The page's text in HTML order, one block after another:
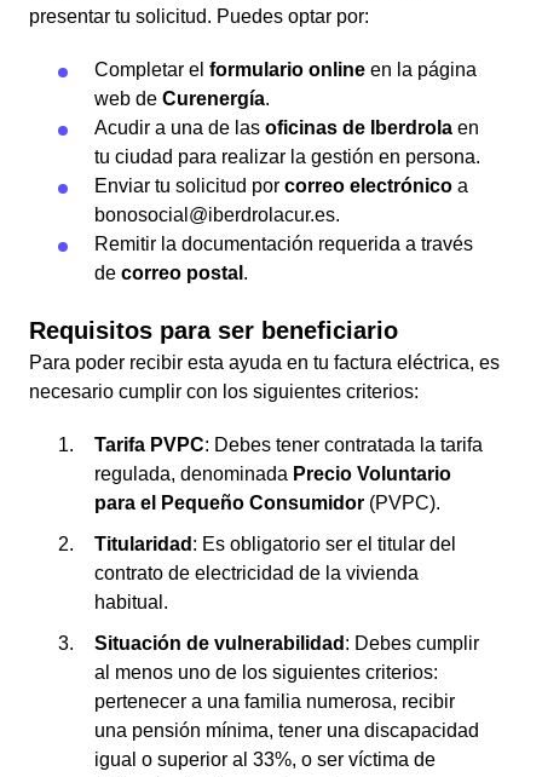
presentar tu solicitud. Puedes optar por:
Completar el formulario online en la página
web de Curenergía.
Acudir a una de las oficinas de Iberdrola en
tu ciudad para realizar la gestión en persona.
Enviar tu solicitud por correo electrónico a
bonosocial@iberdrolacur.es.
Remitir la documentación requerida a través
de correo postal .
Requisitos para ser beneficiario
Para poder recibir esta ayuda en tu factura eléctrica, es
necesario cumplir con los siguientes criterios:
Tarifa PVPC: Debes tener contratada la tarifa
regulada, denominada Precio Voluntario
para el Pequeño Consumidor (PVPC).
Titularidad : Es obligatorio ser el titular del
contrato de electricidad de la vivienda
habitual.
Situación de vulnerabilidad : Debes cumplir
al menos uno de los siguientes criterios:
pertenecer a una familia numerosa, recibir
una pensión mínima, tener una discapacidad
igual o superior al 33%, o ser víctima de